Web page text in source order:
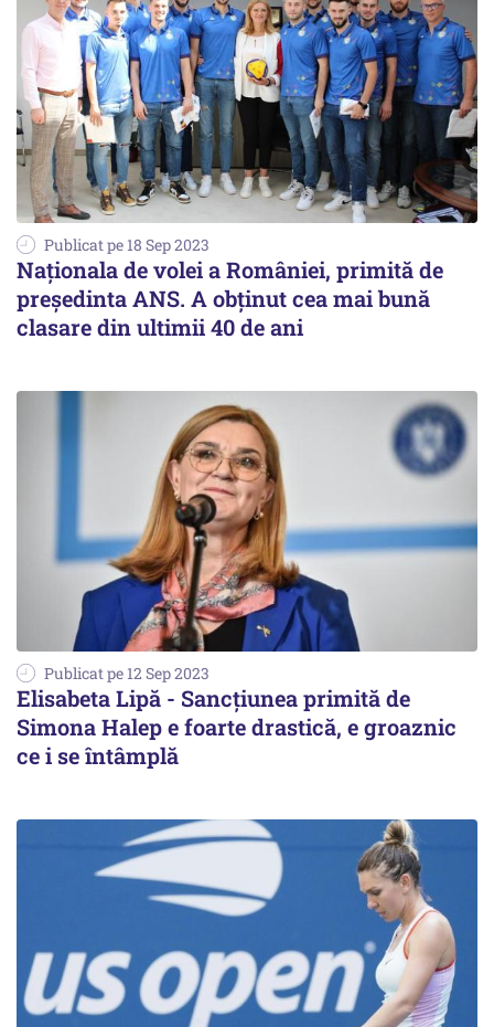
Publicat pe 18 Sep 2023
Naționala de volei a României, primită de
președinta ANS. A obținut cea mai bună
clasare din ultimii 40 de ani
Publicat pe 12 Sep 2023
Elisabeta Lipă - Sancţiunea primită de
Simona Halep e foarte drastică, e groaznic
ce i se întâmplă